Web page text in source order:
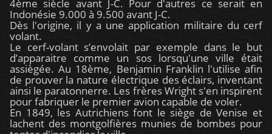
4ème siècle avant J-C. Pour d'autres ce serait en
Indonésie 9.000 à 9.500 avant J-C.
Dès l'origine, il y a une application militaire du cerf
volant.
Le cerf-volant s’envolait par exemple dans le but
d’apparaitre comme un sos lorsqu'une ville était
assiègée. Au 18ème, Benjamin Franklin l'utilise afin
de prouver la nature électrique des éclairs, inventant
ainsi le paratonnerre. Les frères Wright s'en inspirent
pour fabriquer le premier avion capable de voler.
En 1849, les Autrichiens font le siège de Venise et
lachent des montgolfières munies de bombes pour